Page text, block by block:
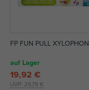
FP FUN PULL XYLOPHON
auf Lager
UVP: 29,79 €
19,92 €